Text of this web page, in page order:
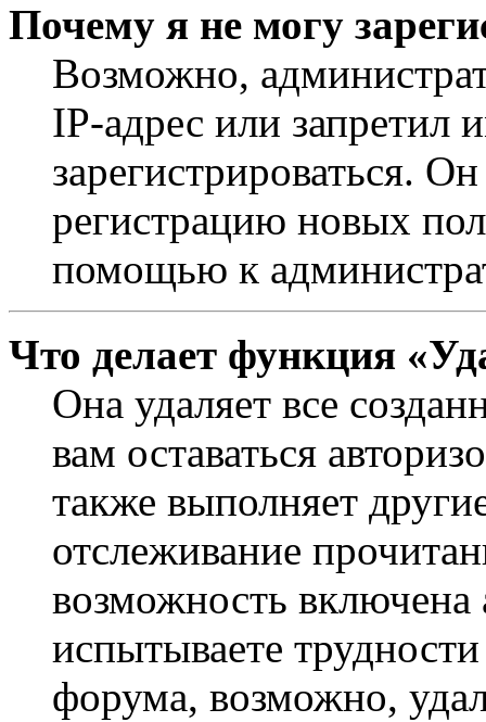
Почему я не могу
Возможно,
IP-адрес или запретил
зарегистрироваться.
регистрацию новых
помощью к
Что делает функция
Она удаляет все
вам оставаться
также выполняет
отслеживание
возможность
испытываете
форума, возможно,